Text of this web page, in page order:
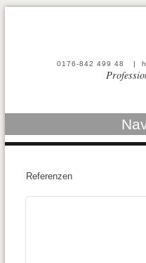
0176-842 499 48 |
Referenzen